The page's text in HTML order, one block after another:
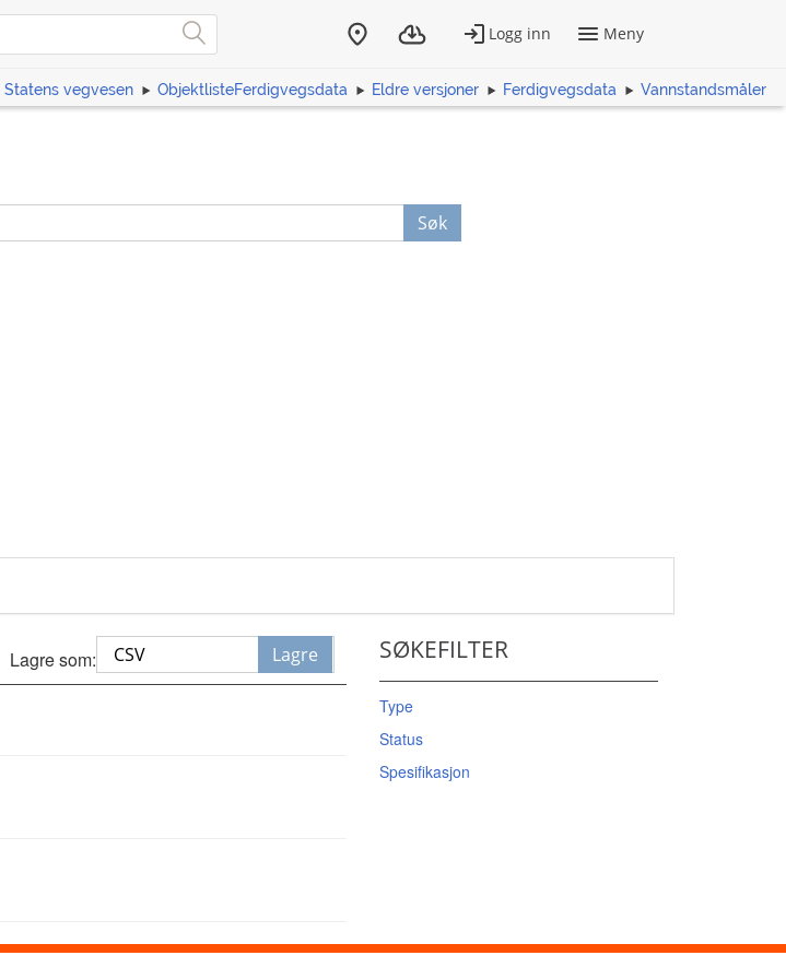
Statens vegvesen ObjektlisteFerdigvegsdata Eldre versjoner Ferdigvegsdata Vannstandsmåler
Søk
Lagre som: Lagre SØKEFILTER
Type
Status
Spesifikasjon